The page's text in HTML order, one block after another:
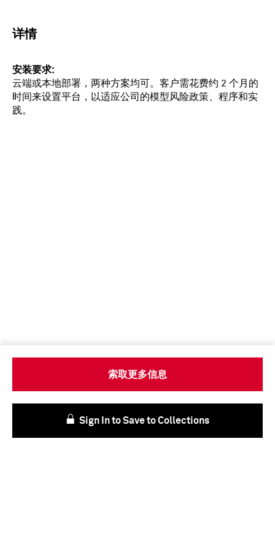
索取更多信息
Sign In to Save to Collections
详情
安装要求
云端或本地部署，两种方案均可。客户需花费约 2 个月的
时间来设置平台，以适应公司的模型风险政策、程序和实
践。